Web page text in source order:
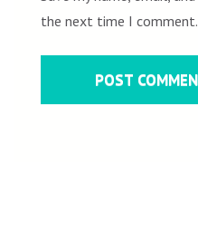
the next time I comment.